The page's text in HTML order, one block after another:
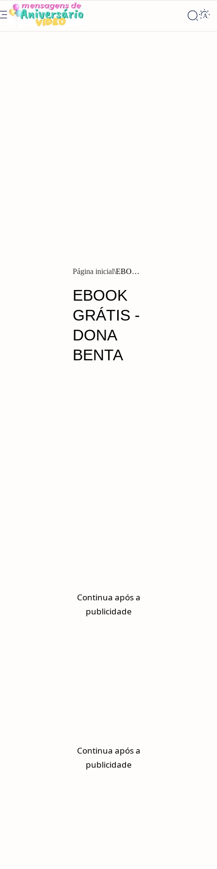
Página inicial
EBOOK
GRÁTIS -
DONA
BENTA
Continua após a
publicidade
Continua após a
publicidade